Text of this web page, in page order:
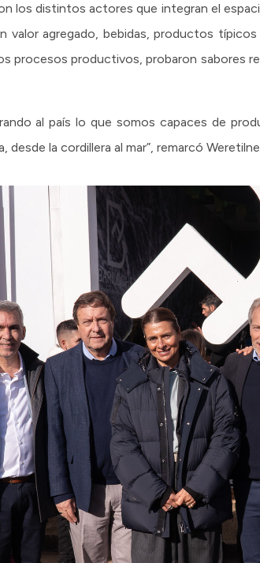
los distintos actores que integran el
valor agregado, bebidas, productos
procesos productivos, probaron sabores
al país lo que somos capaces de
la cordillera al mar”, remarcó